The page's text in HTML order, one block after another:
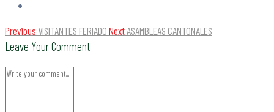
Previous VISITANTES FERIADO NextASAMBLEAS CANTONALES
Leave Your Comment